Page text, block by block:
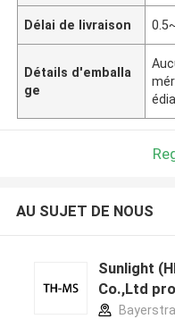
Délai de livraison
Détails d'emballa
ge
AU SUJET DE NOUS
Sunlight
Co.,Ltd